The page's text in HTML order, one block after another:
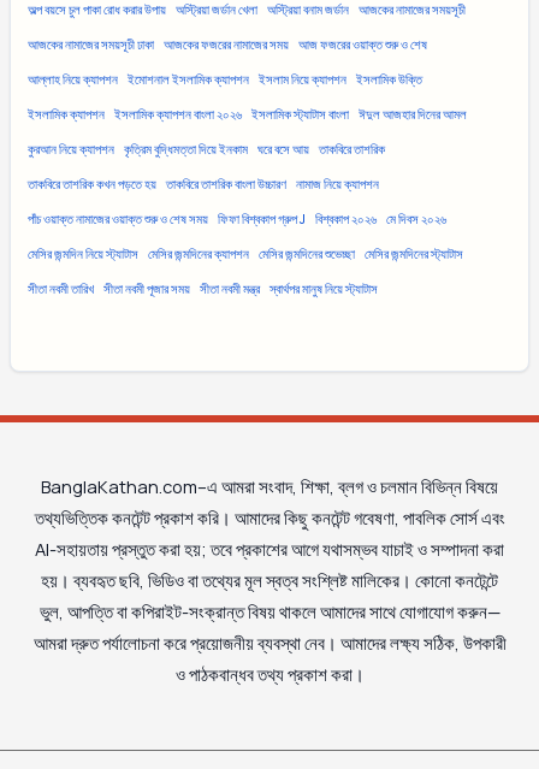
অল্প বয়সে চুল পাকা রোধ করার উপায় অস্ট্রিয়া জর্ডান খেলা অস্ট্রিয়া বনাম জর্ডান আজকের নামাজের সময়সূচী
আজকের নামাজের সময়সূচী ঢাকা আজকের ফজরের নামাজের সময় আজ ফজরের ওয়াক্ত শুরু ও শেষ
আল্লাহ নিয়ে ক্যাপশন ইমোশনাল ইসলামিক ক্যাপশন ইসলাম নিয়ে ক্যাপশন ইসলামিক উক্তি
ইসলামিক ক্যাপশন ইসলামিক ক্যাপশন বাংলা ২০২৬ ইসলামিক স্ট্যাটাস বাংলা ঈদুল আজহার দিনের আমল
কুরআন নিয়ে ক্যাপশন কৃত্রিম বুদ্ধিমত্তা দিয়ে ইনকাম ঘরে বসে আয় তাকবিরে তাশরিক
তাকবিরে তাশরিক কখন পড়তে হয় তাকবিরে তাশরিক বাংলা উচ্চারণ নামাজ নিয়ে ক্যাপশন
পাঁচ ওয়াক্ত নামাজের ওয়াক্ত শুরু ও শেষ সময় ফিফা বিশ্বকাপ গ্রুপ J বিশ্বকাপ ২০২৬ মে দিবস ২০২৬
মেসির জন্মদিন নিয়ে স্ট্যাটাস মেসির জন্মদিনের ক্যাপশন মেসির জন্মদিনের শুভেচ্ছা মেসির জন্মদিনের স্ট্যাটাস
সীতা নবমী তারিখ সীতা নবমী পূজার সময় সীতা নবমী মন্ত্র স্বার্থপর মানুষ নিয়ে স্ট্যাটাস
BanglaKathan.com–এ আমরা সংবাদ, শিক্ষা, ব্লগ ও চলমান বিভিন্ন বিষয়ে
তথ্যভিত্তিক কনটেন্ট প্রকাশ করি। আমাদের কিছু কনটেন্ট গবেষণা, পাবলিক সোর্স এবং
AI-সহায়তায় প্রস্তুত করা হয়; তবে প্রকাশের আগে যথাসম্ভব যাচাই ও সম্পাদনা করা
হয়। ব্যবহৃত ছবি, ভিডিও বা তথ্যের মূল স্বত্ব সংশ্লিষ্ট মালিকের। কোনো কনটেন্টে
ভুল, আপত্তি বা কপিরাইট-সংক্রান্ত বিষয় থাকলে আমাদের সাথে যোগাযোগ করুন—
আমরা দ্রুত পর্যালোচনা করে প্রয়োজনীয় ব্যবস্থা নেব। আমাদের লক্ষ্য সঠিক, উপকারী
ও পাঠকবান্ধব তথ্য প্রকাশ করা।